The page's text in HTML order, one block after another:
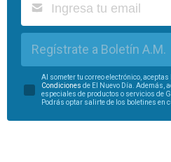
Regístrate a Boletín A.M.
Al someter tu correo electrónico, aceptas
Condiciones de El Nuevo Día. Además,
especiales de productos o servicios de
Podrás optar salirte de los boletines en